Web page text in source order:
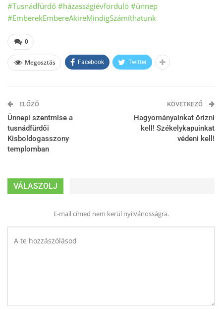
#Tusnádfürdő #házasságiévforduló #ünnep
#EmberekEmbereAkireMindigSzámíthatunk
0
Megosztás Facebook Twitter
ELŐZŐ
Ünnepi szentmise a
tusnádfürdői
Kisboldogasszony
templomban
KÖVETKEZŐ
Hagyományainkat őrizni
kell! Székelykapuinkat
védeni kell!
VÁLASZOLJ
E-mail címed nem kerül nyilvánosságra.